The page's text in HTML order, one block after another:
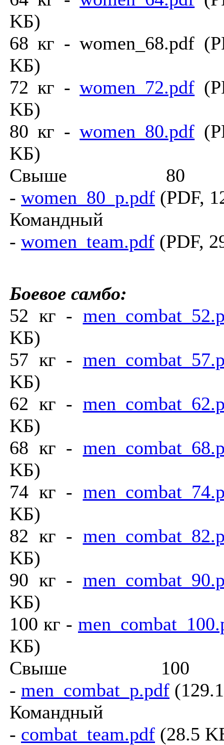
KБ)
68 кг - women_68.pdf
KБ)
72 кг -women_72.pdf
KБ)
80 кг -women_80.pdf
KБ)
Cвыше
- women_80_p.pdf (PDF,
Командный
- women_team.pdf (PDF,
Боевое самбо:
52 кг -
KБ)
57 кг -
KБ)
62 кг -
KБ)
68 кг -
KБ)
74 кг -
KБ)
82 кг -
KБ)
90 кг -
KБ)
100 кг -
KБ)
Cвыше
- men_combat_p.pdf
Командный
- combat_team.pdf (28.5